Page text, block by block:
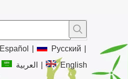
Español Pусский
العربية English